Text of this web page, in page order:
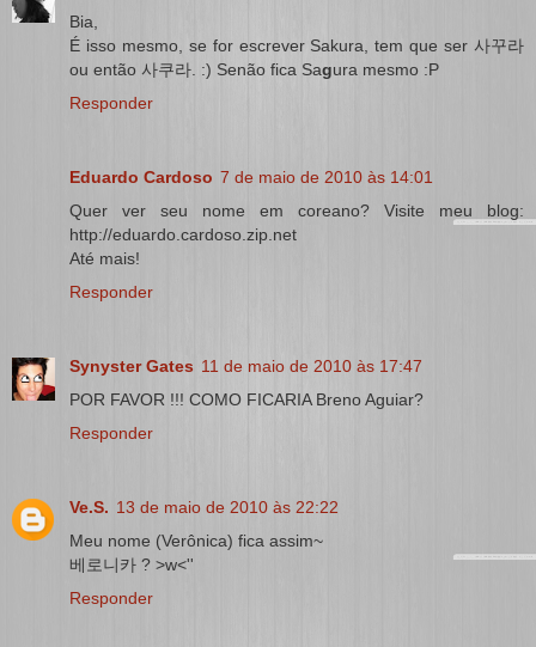
Bia,
É isso mesmo, se for escrever Sakura, tem que ser 사꾸라
ou então 사쿠라. :) Senão fica Sagura mesmo :P
Responder
Eduardo Cardoso 7 de maio de 2010 às 14:01
Quer ver seu nome em coreano? Visite meu blog:
http://eduardo.cardoso.zip.net
Até mais!
Responder
Synyster Gates 11 de maio de 2010 às 17:47
POR FAVOR !!! COMO FICARIA Breno Aguiar?
Responder
Ve.S. 13 de maio de 2010 às 22:22
Meu nome (Verônica) fica assim~
베로니카 ? >w<''
Responder